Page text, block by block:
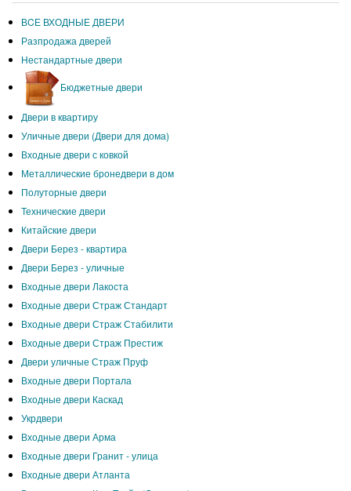
ВCЕ ВХОДНЫЕ ДВЕРИ
Разпродажа дверей
Нестандартные двери
Бюджетные двери
Двери в квартиру
Уличные двери (Двери для дома)
Входные двери с ковкой
Металлические бронедвери в дом
Полуторные двери
Технические двери
Китайские двери
Двери Берез - квартира
Двери Берез - уличные
Входные двери Лакоста
Входные двери Страж Стандарт
Входные двери Страж Стабилити
Входные двери Страж Престиж
Двери уличные Страж Пруф
Входные двери Портала
Входные двери Каскад
Укрдвери
Входные двери Арма
Входные двери Гранит - улица
Входные двери Атланта